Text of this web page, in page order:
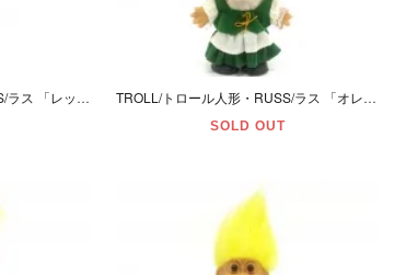
TROLL/トロール人形・RUSS/ラス 「レッド/Ｍ/料理長」 TROLL/トロール人形・RUSS/ラス 「オレンジ/Ｍ/ヨーデル」
SOLD OUT